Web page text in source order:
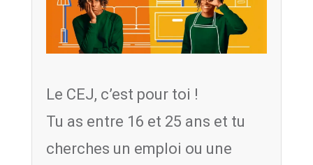
Le CEJ, c’est pour toi !
Tu as entre 16 et 25 ans et tu
cherches un emploi ou une